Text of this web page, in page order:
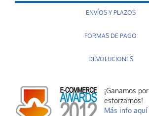
ENVÍOS Y PLAZOS
FORMAS DE PAGO
DEVOLUCIONES
¡Ganamos por
esforzarnos!
Más info aquí